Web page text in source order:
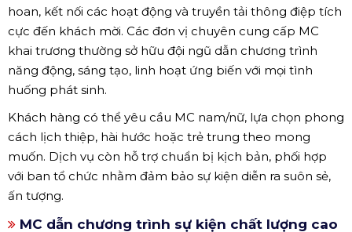
hoan, kết nối các hoạt động và truyền tải thông điệp tích
cực đến khách mời. Các đơn vị chuyên cung cấp MC
khai trương thường sở hữu đội ngũ dẫn chương trình
năng động, sáng tạo, linh hoạt ứng biến với mọi tình
huống phát sinh.
Khách hàng có thể yêu cầu MC nam/nữ, lựa chọn phong
cách lịch thiệp, hài hước hoặc trẻ trung theo mong
muốn. Dịch vụ còn hỗ trợ chuẩn bị kịch bản, phối hợp
với ban tổ chức nhằm đảm bảo sự kiện diễn ra suôn sẻ,
ấn tượng.
MC dẫn chương trình sự kiện chất lượng cao